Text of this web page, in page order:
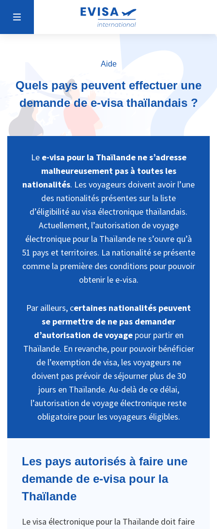
Aide
Quels pays peuvent effectuer une
demande de e-visa thaïlandais ?
Le e-visa pour la Thaïlande ne s’adresse
malheureusement pas à toutes les
nationalités. Les voyageurs doivent avoir l’une
des nationalités présentes sur la liste
d’éligibilité au visa électronique thaïlandais.
Actuellement, l’autorisation de voyage
électronique pour la Thaïlande ne s’ouvre qu’à
51 pays et territoires. La nationalité se présente
comme la première des conditions pour pouvoir
obtenir le e-visa.
Par ailleurs, certaines nationalités peuvent
se permettre de ne pas demander
d’autorisation de voyagepour partir en
Thaïlande. En revanche, pour pouvoir bénéficier
de l’exemption de visa, les voyageurs ne
doivent pas prévoir de séjourner plus de 30
jours en Thaïlande. Au-delà de ce délai,
l’autorisation de voyage électronique reste
obligatoire pour les voyageurs éligibles.
Les pays autorisés à faire une
demande de e-visa pour la
Thaïlande
Le visa électronique pour la Thaïlande doit faire